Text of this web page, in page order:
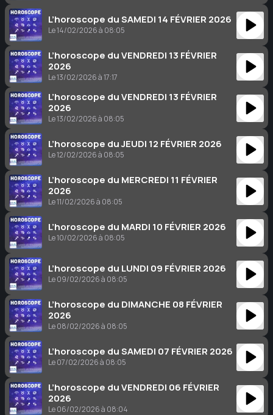
L’horoscope du SAMEDI 14 FÉVRIER 2026
Le 14/02/2026 à 08:05
L’horoscope du VENDREDI 13 FÉVRIER
2026
Le 13/02/2026 à 17:17
L’horoscope du VENDREDI 13 FÉVRIER
2026
Le 13/02/2026 à 08:05
L’horoscope du JEUDI 12 FÉVRIER 2026
Le 12/02/2026 à 08:05
L’horoscope du MERCREDI 11 FÉVRIER
2026
Le 11/02/2026 à 08:05
L’horoscope du MARDI 10 FÉVRIER 2026
Le 10/02/2026 à 08:05
L’horoscope du LUNDI 09 FÉVRIER 2026
Le 09/02/2026 à 08:05
L’horoscope du DIMANCHE 08 FÉVRIER
2026
Le 08/02/2026 à 08:05
L’horoscope du SAMEDI 07 FÉVRIER 2026
Le 07/02/2026 à 08:05
L’horoscope du VENDREDI 06 FÉVRIER
2026
Le 06/02/2026 à 08:04